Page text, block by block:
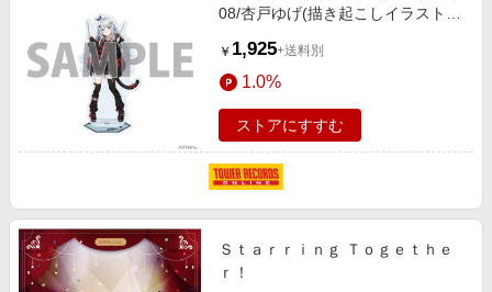
08/杏戸ゆげ(描き起こしイラスト)
￥ 1,925+送料別
1.0%
ストアにすすむ
Ｓｔａｒｒｉｎｇ Ｔｏｇｅｔｈｅ
ｒ！